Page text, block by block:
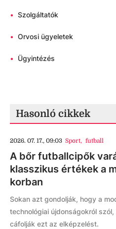
• Szolgáltatók
• Orvosi ügyeletek
• Ügyintézés
Hasonló cikkek
2026. 07. 17., 09:03 Sport, futball
A bőr futballcipők
klasszikus értékek a
korban
Sokan azt gondolják, hogy a
technológiai újdonságokról
cáfolják ezt az elképzelést.